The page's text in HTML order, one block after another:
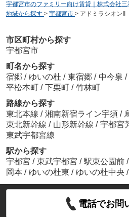
宇都宮市のファミリー向け賃貸｜株式会社
地域から探す > 宇都宮市 > アドミラシオンII
市区町村から探す
宇都宮市
町名から探す
宿郷 / ゆいの杜 / 東宿郷 / 中今泉 /
平松本町 / 下栗町 / 竹林町
路線から探す
東北本線 / 湘南新宿ライン宇須 /
東北新幹線 / 山形新幹線 / 宇都宮
東武宇都宮線
駅から探す
宇都宮 / 東武宇都宮 / 駅東公園前 /
岡本 / ゆいの杜東 / ゆいの杜中央 /
電話でお問